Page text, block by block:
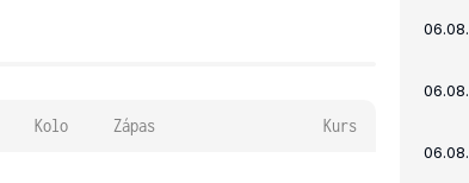
Kolo Zápas Kurs
06.08.
06.08.
06.08.